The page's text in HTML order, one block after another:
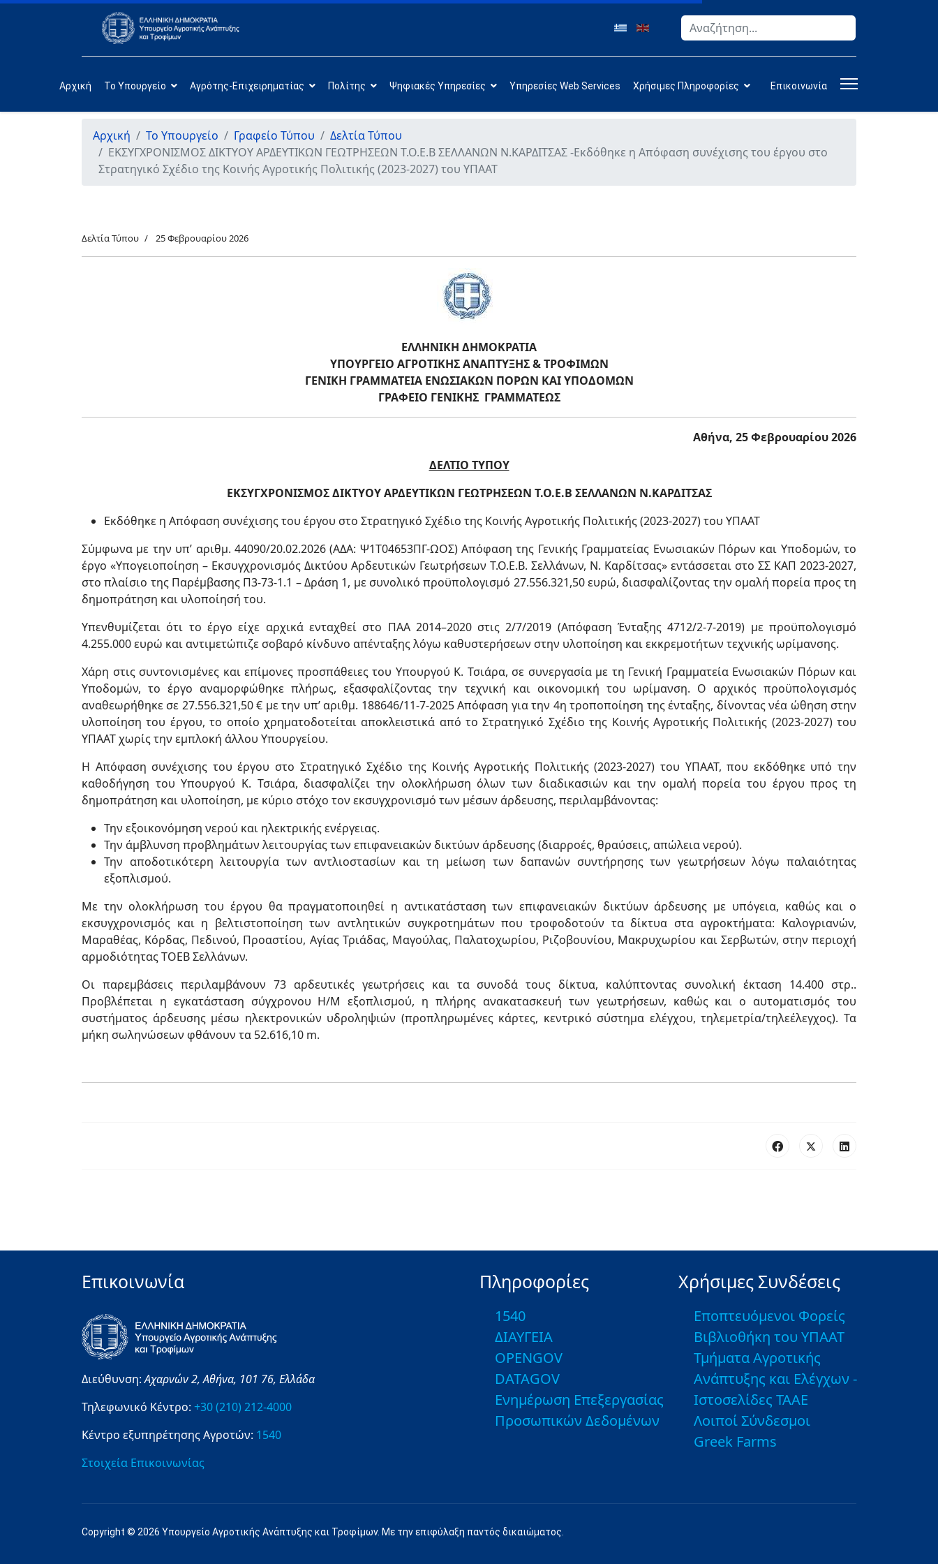
Αναζήτηση
Αρχική Το Υπουργείο Αγρότης-Επιχειρηματίας Πολίτης Ψηφιακές Υπηρεσίες Υπηρεσίες Web Services Χρήσιμες Πληροφορίες Επικοινωνία
Αρχική Το Υπουργείο Γραφείο Τύπου
Δελτία Τύπου
ΕΚΣΥΓΧΡΟΝΙΣΜΟΣ ΔΙΚΤΥΟΥ ΑΡΔΕΥΤΙΚΩΝ ΓΕΩΤΡΗΣΕΩΝ Τ.Ο.Ε.Β ΣΕΛΛΑΝΩΝ Ν.ΚΑΡΔΙΤΣΑΣ -Εκδόθηκε η Απόφαση συνέχισης του έργου στο
Στρατηγικό Σχέδιο της Κοινής Αγροτικής Πολιτικής (2023-2027) του ΥΠΑΑΤ
Δελτία Τύπου 25 Φεβρουαρίου 2026
ΕΛΛΗΝΙΚΗ ΔΗΜΟΚΡΑΤΙΑ
ΥΠΟΥΡΓΕΙΟ ΑΓΡΟΤΙΚΗΣ ΑΝΑΠΤΥΞΗΣ & ΤΡΟΦΙΜΩΝ
ΓΕΝΙΚΗ ΓΡΑΜΜΑΤΕΙΑ ΕΝΩΣΙΑΚΩΝ ΠΟΡΩΝ ΚΑΙ ΥΠΟΔΟΜΩΝ
ΓΡΑΦΕΙΟ ΓΕΝΙΚΗΣ ΓΡΑΜΜΑΤΕΩΣ
Αθήνα, 25 Φεβρουαρίου 2026
ΔΕΛΤΙΟ ΤΥΠΟΥ
ΕΚΣΥΓΧΡΟΝΙΣΜΟΣ ΔΙΚΤΥΟΥ ΑΡΔΕΥΤΙΚΩΝ ΓΕΩΤΡΗΣΕΩΝ Τ.Ο.Ε.Β ΣΕΛΛΑΝΩΝ Ν.ΚΑΡΔΙΤΣΑΣ
Εκδόθηκε η Απόφαση συνέχισης του έργου στο Στρατηγικό Σχέδιο της Κοινής Αγροτικής Πολιτικής (2023-2027) του ΥΠΑΑΤ
Σύμφωνα με την υπ’ αριθμ. 44090/20.02.2026 (ΑΔΑ: Ψ1Τ04653ΠΓ-ΩΟΣ) Απόφαση της Γενικής Γραμματείας Ενωσιακών Πόρων και Υποδομών, το
έργο «Υπογειοποίηση – Εκσυγχρονισμός Δικτύου Αρδευτικών Γεωτρήσεων Τ.Ο.Ε.Β. Σελλάνων, Ν. Καρδίτσας» εντάσσεται στο ΣΣ ΚΑΠ 2023-2027,
στο πλαίσιο της Παρέμβασης Π3-73-1.1 – Δράση 1, με συνολικό προϋπολογισμό 27.556.321,50 ευρώ, διασφαλίζοντας την ομαλή πορεία προς τη
δημοπράτηση και υλοποίησή του.
Υπενθυμίζεται ότι το έργο είχε αρχικά ενταχθεί στο ΠΑΑ 2014–2020 στις 2/7/2019 (Απόφαση Ένταξης 4712/2-7-2019) με προϋπολογισμό
4.255.000 ευρώ και αντιμετώπιζε σοβαρό κίνδυνο απένταξης λόγω καθυστερήσεων στην υλοποίηση και εκκρεμοτήτων τεχνικής ωρίμανσης.
Χάρη στις συντονισμένες και επίμονες προσπάθειες του Υπουργού Κ. Τσιάρα, σε συνεργασία με τη Γενική Γραμματεία Ενωσιακών Πόρων και
Υποδομών, το έργο αναμορφώθηκε πλήρως, εξασφαλίζοντας την τεχνική και οικονομική του ωρίμανση. Ο αρχικός προϋπολογισμός
αναθεωρήθηκε σε 27.556.321,50 € με την υπ’ αριθμ. 188646/11-7-2025 Απόφαση για την 4η τροποποίηση της ένταξης, δίνοντας νέα ώθηση στην
υλοποίηση του έργου, το οποίο χρηματοδοτείται αποκλειστικά από το Στρατηγικό Σχέδιο της Κοινής Αγροτικής Πολιτικής (2023-2027) του
ΥΠΑΑΤ χωρίς την εμπλοκή άλλου Υπουργείου.
Η Απόφαση συνέχισης του έργου στο Στρατηγικό Σχέδιο της Κοινής Αγροτικής Πολιτικής (2023-2027) του ΥΠΑΑΤ, που εκδόθηκε υπό την
καθοδήγηση του Υπουργού Κ. Τσιάρα, διασφαλίζει την ολοκλήρωση όλων των διαδικασιών και την ομαλή πορεία του έργου προς τη
δημοπράτηση και υλοποίηση, με κύριο στόχο τον εκσυγχρονισμό των μέσων άρδευσης, περιλαμβάνοντας:
Την εξοικονόμηση νερού και ηλεκτρικής ενέργειας.
Την άμβλυνση προβλημάτων λειτουργίας των επιφανειακών δικτύων άρδευσης (διαρροές, θραύσεις, απώλεια νερού).
Την αποδοτικότερη λειτουργία των αντλιοστασίων και τη μείωση των δαπανών συντήρησης των γεωτρήσεων λόγω παλαιότητας
εξοπλισμού.
Με την ολοκλήρωση του έργου θα πραγματοποιηθεί η αντικατάσταση των επιφανειακών δικτύων άρδευσης με υπόγεια, καθώς και ο
εκσυγχρονισμός και η βελτιστοποίηση των αντλητικών συγκροτημάτων που τροφοδοτούν τα δίκτυα στα αγροκτήματα: Καλογριανών,
Μαραθέας, Κόρδας, Πεδινού, Προαστίου, Αγίας Τριάδας, Μαγούλας, Παλατοχωρίου, Ριζοβουνίου, Μακρυχωρίου και Σερβωτών, στην περιοχή
αρμοδιότητας ΤΟΕΒ Σελλάνων.
Οι παρεμβάσεις περιλαμβάνουν 73 αρδευτικές γεωτρήσεις και τα συνοδά τους δίκτυα, καλύπτοντας συνολική έκταση 14.400 στρ..
Προβλέπεται η εγκατάσταση σύγχρονου Η/Μ εξοπλισμού, η πλήρης ανακατασκευή των γεωτρήσεων, καθώς και ο αυτοματισμός του
συστήματος άρδευσης μέσω ηλεκτρονικών υδροληψιών (προπληρωμένες κάρτες, κεντρικό σύστημα ελέγχου, τηλεμετρία/τηλεέλεγχος). Τα
μήκη σωληνώσεων φθάνουν τα 52.616,10 m.
Επικοινωνία
Διεύθυνση:Αχαρνών 2,Αθήνα, 101 76, Ελλάδα
Τηλεφωνικό Κέντρο: +30 (210) 212-4000
Κέντρο εξυπηρέτησης Αγροτών: 1540
Στοιχεία Επικοινωνίας
Πληροφορίες
1540
ΔΙΑΥΓΕΙΑ
OPENGOV
DATAGOV
Ενημέρωση Επεξεργασίας
Προσωπικών Δεδομένων
Χρήσιμες Συνδέσεις
Εποπτευόμενοι Φορείς
Βιβλιοθήκη του ΥΠΑΑΤ
Τμήματα Αγροτικής
Ανάπτυξης και Ελέγχων -
Ιστοσελίδες ΤΑΑΕ
Λοιποί Σύνδεσμοι
Greek Farms
Copyright © 2026 Υπουργείο Αγροτικής Ανάπτυξης και Τροφίμων. Με την επιφύλαξη παντός δικαιώματος.